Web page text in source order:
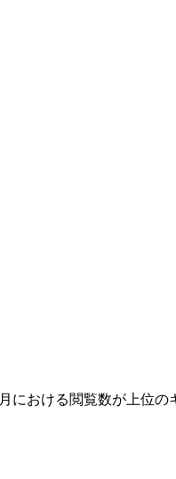
における閲覧数が上位